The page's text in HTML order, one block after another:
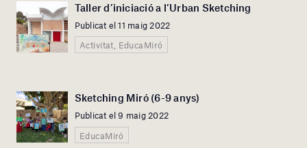
Taller d’iniciació a l’Urban Sketching
Publicat el 11 maig 2022
Activitat, EducaMiró
Sketching Miró (6-9 anys)
Publicat el 9 maig 2022
EducaMiró